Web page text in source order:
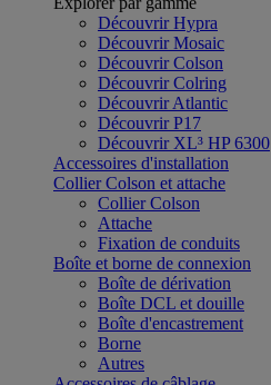
Découvrir Hypra
Découvrir Mosaic
Découvrir Colson
Découvrir Colring
Découvrir Atlantic
Découvrir P17
Découvrir XL³ HP 6300
Accessoires d'installation
Collier Colson et attache
Collier Colson
Attache
Fixation de conduits
Boîte et borne de connexion
Boîte de dérivation
Boîte DCL et douille
Boîte d'encastrement
Borne
Autres